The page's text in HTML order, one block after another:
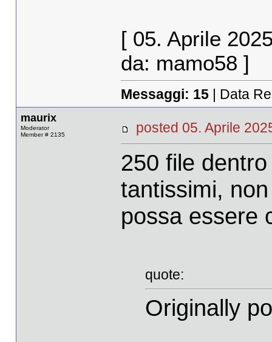
[ 05. Aprile
da: mamo58 ]
Messaggi: 15| Data
maurix
Moderator
Member # 2135
posted 05. Aprile
250 file
tantissimi,
possa essere
quote:
Originally